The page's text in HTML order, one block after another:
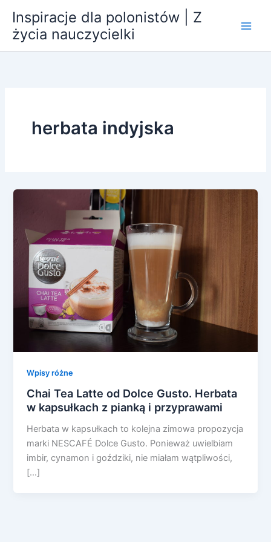
treści
Inspiracje dla polonistów | Z
życia nauczycielki
herbata indyjska
Wpisy różne
Chai Tea Latte od Dolce Gusto. Herbata
w kapsułkach z pianką i przyprawami
Herbata w kapsułkach to kolejna zimowa propozycja
marki NESCAFÉ Dolce Gusto. Ponieważ uwielbiam
imbir, cynamon i goździki, nie miałam wątpliwości,
[…]